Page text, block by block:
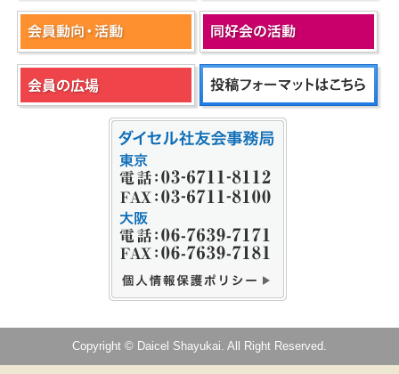
Copyright © Daicel Shayukai. All Right Reserved.